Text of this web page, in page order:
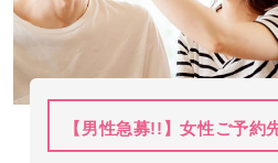
【男性急募!!】女性ご予約